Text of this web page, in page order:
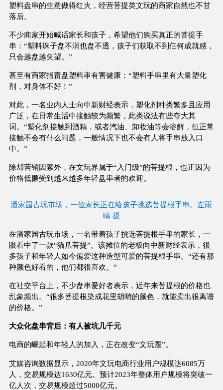
塑料盘串的生意做得红火，经营菩提类文玩的商家自然也不甘
落后。
不少商家开始喊话家长和孩子，希望他们购买真正的菩提手
串：“塑料珠子盘不润也盘不透，孩子们获取不到任何成就感，
只会越盘越失望。”
甚至有商家指责盘塑料串有害健康：“塑料手串里有大量塑化
剂，对身体不好！”
对此，一名业内人士向中新财经表示，塑化剂种类繁多且应用
广泛，在日常生活中接触较为频繁，此类说法有些夸大其
词。“塑化剂接触到酒精，或者汽油、卸妆油等会溶解，但正常
接触不会有什么问题，一般情况下也不会有人将手串放入口
中。”
除却营销因素外，在文玩界属于“入门级”的菩提根，也正因为
价格低廉受到越来越多年轻盘串者的欢迎。
潘家园古玩市场，一位家长正在给孩子挑选菩提根手串。左雨
晴 摄
在潘家园古玩市场，一名带着孩子挑选菩提根手串的家长，一
眼看中了一款“猫爪菩提”。该摊位的老板向中新财经表示，很
多孩子和年轻人如今偏爱这种造型可爱的菩提根手串。“还有那
种颜色好看的，他们都很喜欢。”
在社交平台上，不少盘串爱好者表示，近年来菩提根的价格也
乱象频出。“很多菩提根染成花里胡哨的颜色，就能卖出很离谱
的价格。”
大众化盘串背后：有人被坑几千元
电商的崛起和年轻人的加入，正在改变“文玩圈”。
艾媒咨询数据显示，2020年文玩电商行业用户规模达6085万
人，交易规模达1630亿元。预计2023年整体用户规模将突破一
亿人次，交易规模超过5000亿元。